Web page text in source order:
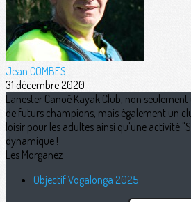
Jean COMBES
31 décembre 2020
Lanester Canoë Kayak Club, non
de futurs champions, mais également un
loisir pour les adultes ainsi qu'une activité
dynamique !
Les Morganez
Objectif Vogalonga 2025